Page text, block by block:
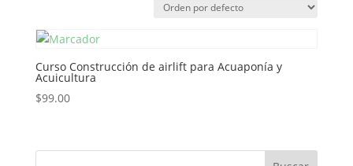
Curso Construcción de airlift para Acuaponía y
Acuicultura
$99.00